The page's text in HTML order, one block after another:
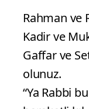
Rahman ve
​Kadir ve
​Gaffar ve
olunuz.
​“Ya Rabbi